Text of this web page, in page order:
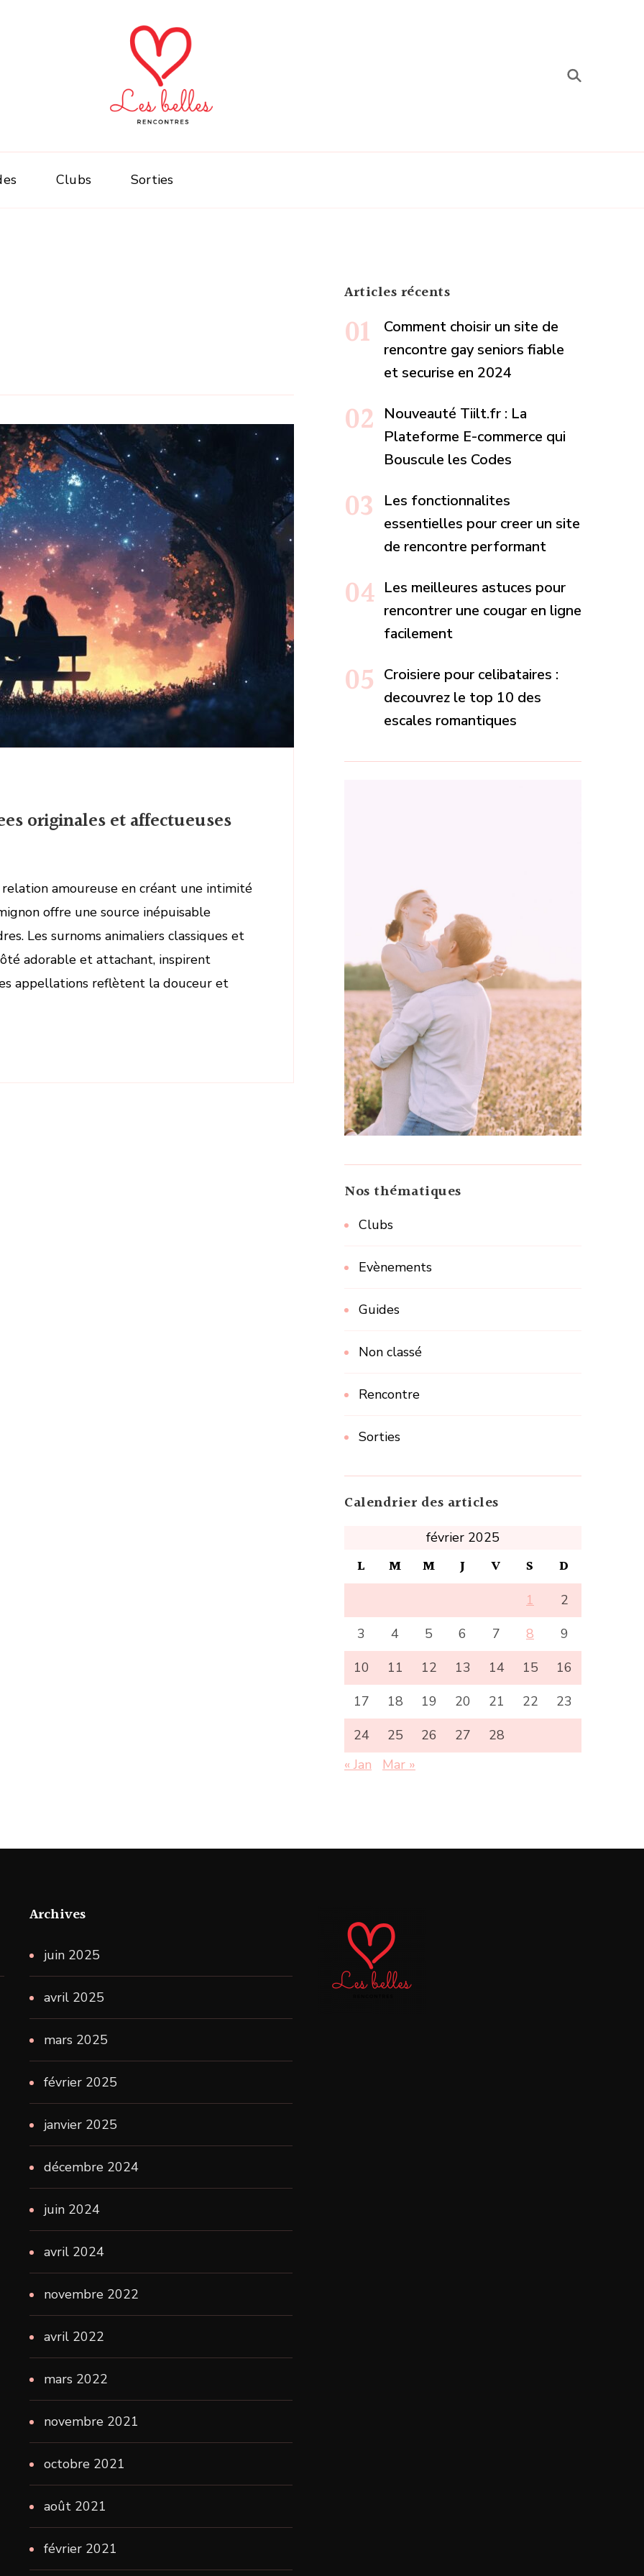
Faites de belles rencontres
Clubs Sorties
originales et affectueuses
amoureuse en créant une intimité
offre une source inépuisable
Les surnoms animaliers classiques et
adorable et attachant, inspirent
appellations reflètent la douceur et
Articles récents
Comment choisir un site de
rencontre gay seniors fiable
et securise en 2024
Nouveauté Tiilt.fr : La
Plateforme E-commerce qui
Bouscule les Codes
Les fonctionnalites
essentielles pour creer un site
de rencontre performant
Les meilleures astuces pour
rencontrer une cougar en ligne
facilement
Croisiere pour celibataires :
decouvrez le top 10 des
escales romantiques
Nos thématiques
Clubs
Evènements
Guides
Non classé
Rencontre
Sorties
Calendrier des articles
février 2025
L M M J V S D
1
2
3
4 5 6 7 8
9
10
11 12 13 14 15
16
17
18 19 20 21 22
23
24
25 26 27
28
« Jan
Mar »
Archives
juin 2025
avril 2025
mars 2025
février 2025
janvier 2025
décembre 2024
juin 2024
avril 2024
novembre 2022
avril 2022
mars 2022
novembre 2021
octobre 2021
août 2021
février 2021